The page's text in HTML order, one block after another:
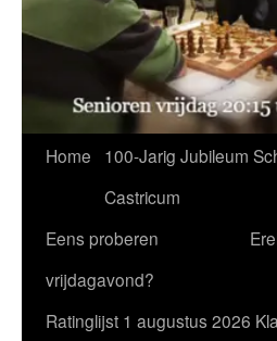
Home
100-Jarig Jubileum
Castricum
Eens proberen
vrijdagavond?
Ratinglijst 1 augustus 2026